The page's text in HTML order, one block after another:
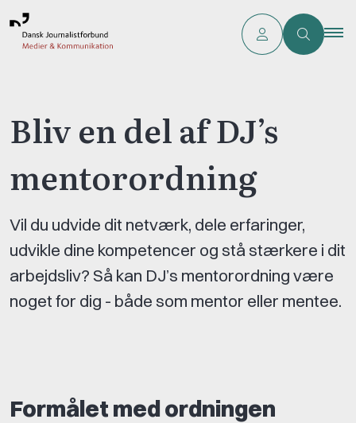
Bliv en del af DJ’s
mentorordning
Vil du udvide dit netværk, dele erfaringer,
udvikle dine kompetencer og stå stærkere i dit
arbejdsliv? Så kan DJ’s mentorordning være
noget for dig - både som mentor eller mentee.
Formålet med ordningen